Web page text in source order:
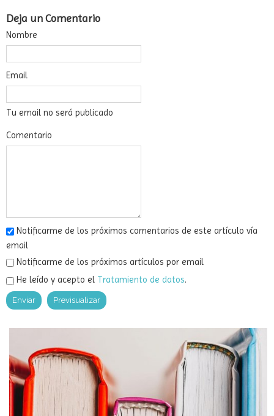
Deja un Comentario
Nombre
Email
Tu email no será publicado
Comentario
Notificarme de los próximos comentarios de este artículo vía
email
Notificarme de los próximos artículos por email
He leído y acepto el Tratamiento de datos.